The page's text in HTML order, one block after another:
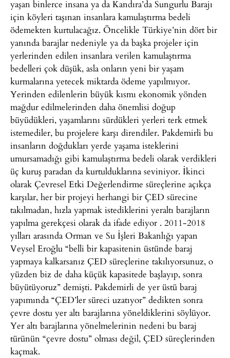
yaşan binlerce insana ya da Kandıra’da Sungurlu Barajı
için köyleri taşınan insanlara kamulaştırma bedeli
ödemekten kurtulacağız. Öncelikle Türkiye’nin dört bir
yanında barajlar nedeniyle ya da başka projeler için
yerlerinden edilen insanlara verilen kamulaştırma
bedelleri çok düşük, asla onların yeni bir yaşam
kurmalarına yetecek miktarda ödeme yapılmıyor.
Yerinden edilenlerin büyük kısmı ekonomik yönden
mağdur edilmelerinden daha önemlisi doğup
büyüdükleri, yaşamlarını sürdükleri yerleri terk etmek
istemediler, bu projelere karşı direndiler. Pakdemirli bu
insanların doğdukları yerde yaşama isteklerini
umursamadığı gibi kamulaştırma bedeli olarak verdikleri
üç kuruş paradan da kurtulduklarına seviniyor. İkinci
olarak Çevresel Etki Değerlendirme süreçlerine açıkça
karşılar, her bir projeyi herhangi bir ÇED sürecine
takılmadan, hızla yapmak istediklerini yeraltı barajların
yapılma gerekçesi olarak da ifade ediyor . 2011-2018
yılları arasında Orman ve Su İşleri Bakanlığı yapan
Veysel Eroğlu “belli bir kapasitenin üstünde baraj
yapmaya kalkarsanız ÇED süreçlerine takılıyorsunuz, o
yüzden biz de daha küçük kapasitede başlayıp, sonra
büyütüyoruz” demişti. Pakdemirli de yer üstü baraj
yapımında “ÇED’ler süreci uzatıyor” dedikten sonra
çevre dostu yer altı barajlarına yöneldiklerini söylüyor.
Yer altı barajlarına yönelmelerinin nedeni bu baraj
türünün “çevre dostu” olması değil, ÇED süreçlerinden
kaçmak.